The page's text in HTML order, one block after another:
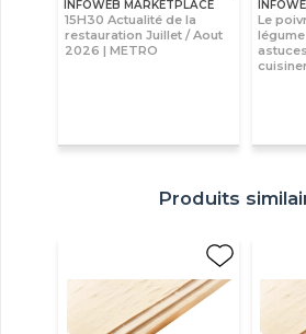
INFOWEB MARKETPLACE
15H30 Actualité de la
restauration Juillet / Aout
2026 | METRO
Le
Produits